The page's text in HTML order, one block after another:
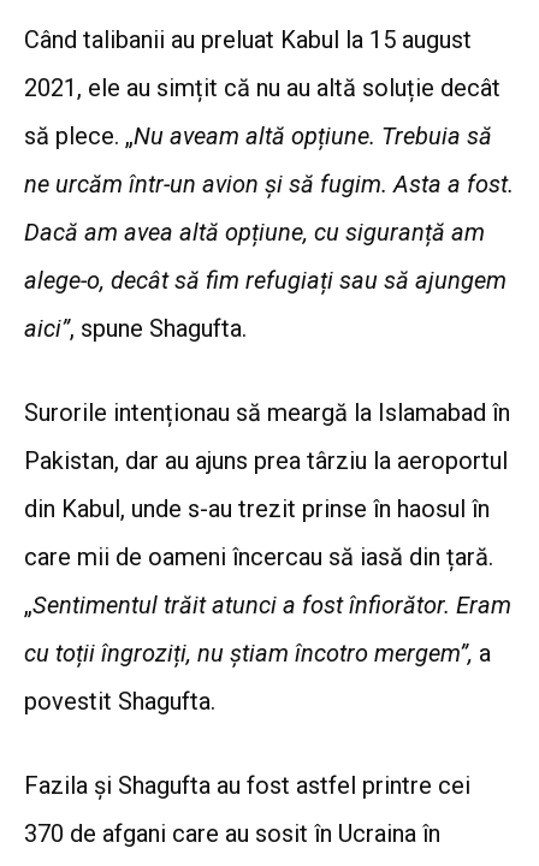
Când talibanii au preluat Kabul la 15 august
2021, ele au simțit că nu au altă soluție decât
să plece. „Nu aveam altă opțiune. Trebuia să
ne urcăm într-un avion și să fugim. Asta a fost.
Dacă am avea altă opțiune, cu siguranță am
alege-o, decât să fim refugiați sau să ajungem
aici”, spune Shagufta.
Surorile intenționau să meargă la Islamabad în
Pakistan, dar au ajuns prea târziu la aeroportul
din Kabul, unde s-au trezit prinse în haosul în
care mii de oameni încercau să iasă din țară.
„Sentimentul trăit atunci a fost înfiorător. Eram
cu toții îngroziți, nu știam încotro mergem”, a
povestit Shagufta.
Fazila și Shagufta au fost astfel printre cei
370 de afgani care au sosit în Ucraina în